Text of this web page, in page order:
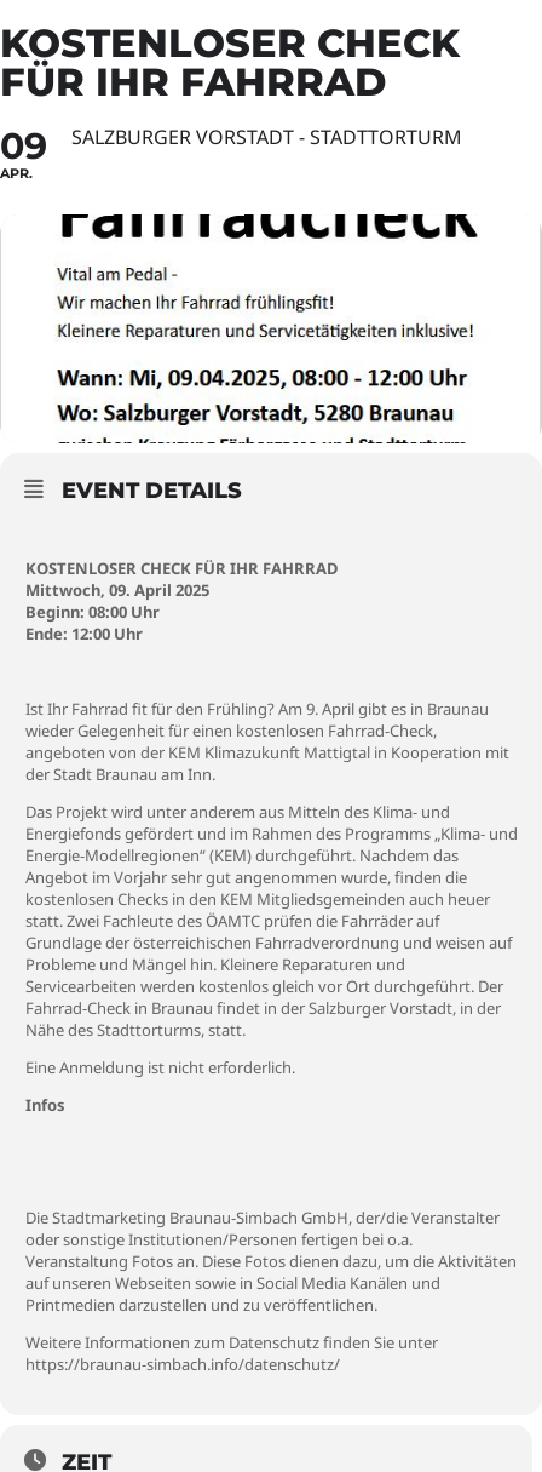
KOSTENLOSER CHECK
FÜR IHR FAHRRAD
09
APR.
SALZBURGER VORSTADT - STADTTORTURM
EVENT DETAILS
KOSTENLOSER CHECK FÜR IHR FAHRRAD
Mittwoch, 09. April 2025
Beginn: 08:00 Uhr
Ende: 12:00 Uhr
Ist Ihr Fahrrad fit für den Frühling? Am 9. April gibt es in Braunau
wieder Gelegenheit für einen kostenlosen Fahrrad-Check,
angeboten von der KEM Klimazukunft Mattigtal in Kooperation mit
der Stadt Braunau am Inn.
Das Projekt wird unter anderem aus Mitteln des Klima- und
Energiefonds gefördert und im Rahmen des Programms „Klima- und
Energie-Modellregionen“ (KEM) durchgeführt. Nachdem das
Angebot im Vorjahr sehr gut angenommen wurde, finden die
kostenlosen Checks in den KEM Mitgliedsgemeinden auch heuer
statt. Zwei Fachleute des ÖAMTC prüfen die Fahrräder auf
Grundlage der österreichischen Fahrradverordnung und weisen auf
Probleme und Mängel hin. Kleinere Reparaturen und
Servicearbeiten werden kostenlos gleich vor Ort durchgeführt. Der
Fahrrad-Check in Braunau findet in der Salzburger Vorstadt, in der
Nähe des Stadttorturms, statt.
Eine Anmeldung ist nicht erforderlich.
Infos
Die Stadtmarketing Braunau-Simbach GmbH, der/die Veranstalter
oder sonstige Institutionen/Personen fertigen bei o.a.
Veranstaltung Fotos an. Diese Fotos dienen dazu, um die Aktivitäten
auf unseren Webseiten sowie in Social Media Kanälen und
Printmedien darzustellen und zu veröffentlichen.
Weitere Informationen zum Datenschutz finden Sie unter
https://braunau-simbach.info/datenschutz/
ZEIT